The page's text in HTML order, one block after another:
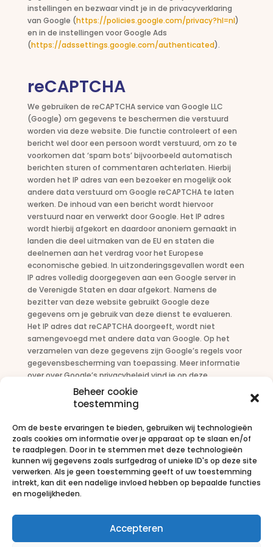
Beheer cookie
toestemming
Om de beste ervaringen te bieden, gebruiken wij technologieën
zoals cookies om informatie over je apparaat op te slaan en/of
te raadplegen. Door in te stemmen met deze technologieën
kunnen wij gegevens zoals surfgedrag of unieke ID's op deze site
verwerken. Als je geen toestemming geeft of uw toestemming
intrekt, kan dit een nadelige invloed hebben op bepaalde functies
en mogelijkheden.
Accepteren
instellingen en bezwaar vindt je in de privacyverklaring
van Google (https://policies.google.com/privacy?hl=nl)
en in de instellingen voor Google Ads
(https://adssettings.google.com/authenticated).
reCAPTCHA
We gebruiken de reCAPTCHA service van Google LLC
(Google) om gegevens te beschermen die verstuurd
worden via deze website. Die functie controleert of een
bericht wel door een persoon wordt verstuurd, om zo te
voorkomen dat ‘spam bots’ bijvoorbeeld automatisch
berichten sturen of commentaren achterlaten. Hierbij
worden het IP adres van een bezoeker en mogelijk ook
andere data verstuurd om Google reCAPTCHA te laten
werken. De inhoud van een bericht wordt hiervoor
verstuurd naar en verwerkt door Google. Het IP adres
wordt hierbij afgekort en daardoor anoniem gemaakt in
landen die deel uitmaken van de EU en staten die
deelnemen aan het verdrag voor het Europese
economische gebied. In uitzonderingsgevallen wordt een
IP adres volledig doorgegeven aan een Google server in
de Verenigde Staten en daar afgekort. Namens de
bezitter van deze website gebruikt Google deze
gegevens om je gebruik van deze dienst te evalueren.
Het IP adres dat reCAPTCHA doorgeeft, wordt niet
samengevoegd met andere data van Google. Op het
verzamelen van deze gegevens zijn Google’s regels voor
gegevensbescherming van toepassing. Meer informatie
over over Google’s privacybeleid vind je op deze
https://policies.google.com/privacy?hl=nl
reCAPTCHA te gebruiken ga je ermee akkoord dat Google
gegevens over jou verwerkt op de manier en voor het
doel zoals hierboven beschreven.
Montagebedrijf Wijnsma | Vleetstraat 10-13
harm@mbwijnsma.nl